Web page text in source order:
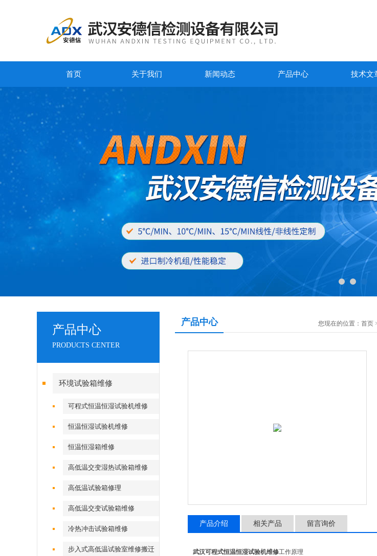
首页 关于我们 新闻动态 产品中心 技术文
产品中心
PRODUCTS CENTER
环境试验箱维修
可程式恒温恒湿试验机维修
恒温恒湿试验机维修
恒温恒湿箱维修
高低温交变湿热试验箱维修
高低温试验箱修理
高低温交变试验箱维修
冷热冲击试验箱维修
步入式高低温试验室维修搬迁
产品中心 您现在的位置： 首页
产品介绍 相关产品 留言询价
武汉可程式恒温恒湿试验机维修工作原理